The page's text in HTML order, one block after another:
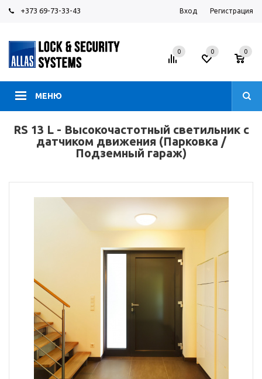
+373 69-73-33-43 Вход Регистрация
МЕНЮ
0 0 0
RS 13 L - Высокочастотный светильник с
датчиком движения (Парковка /
Подземный гараж)